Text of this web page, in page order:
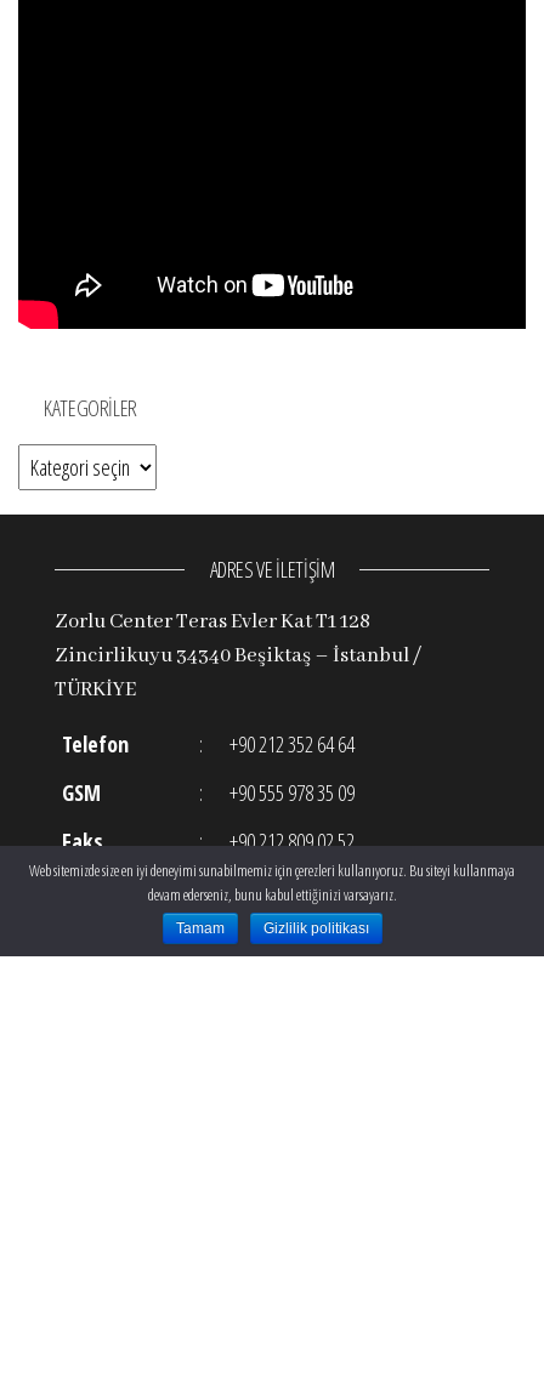
KATEGORILER
Kategoriler
ADRES VE İLETİŞİM
Zorlu Center Teras Evler Kat T1 128
Zincirlikuyu 34340 Beşiktaş – İstanbul /
TÜRKİYE
Telefon :
+90 212 352 64 64
GSM
:
+90 555 978 35 09
Faks
:
+90 212 809 02 52
: info@theclinic.com.tr
Web sitemizde size en iyi deneyimi sunabilmemiz için çerezleri kullanıyoruz. Bu siteyi kullanmaya
devam ederseniz, bunu kabul ettiğinizi varsayarız.
Tamam Gizlilik politikası